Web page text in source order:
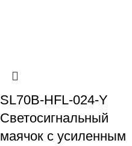
SL70B-HFL-024-Y
Светосигнальный
маячок с усиленным